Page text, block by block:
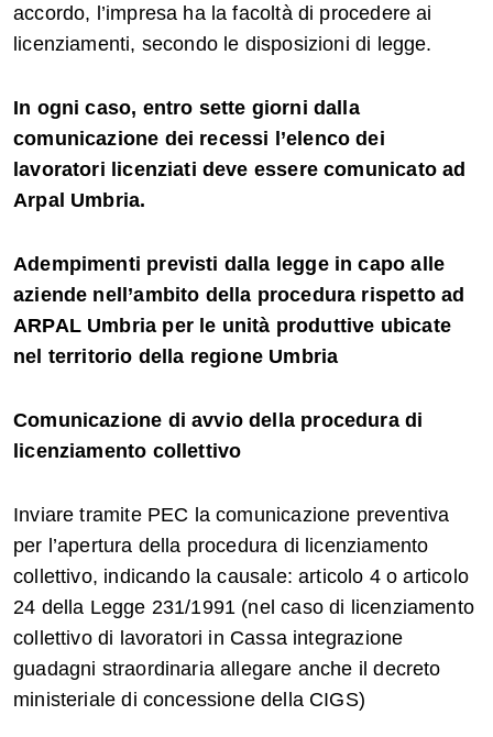
accordo, l’impresa ha la facoltà di procedere ai
licenziamenti, secondo le disposizioni di legge.
In ogni caso, entro sette giorni dalla
comunicazione dei recessi l’elenco dei
lavoratori licenziati deve essere comunicato ad
Arpal Umbria.
Adempimenti previsti dalla legge in capo alle
aziende nell’ambito della procedura rispetto ad
ARPAL Umbria per le unità produttive ubicate
nel territorio della regione Umbria
Comunicazione di avvio della procedura di
licenziamento collettivo
Inviare tramite PEC la comunicazione preventiva
per l’apertura della procedura di licenziamento
collettivo, indicando la causale: articolo 4 o articolo
24 della Legge 231/1991 (nel caso di licenziamento
collettivo di lavoratori in Cassa integrazione
guadagni straordinaria allegare anche il decreto
ministeriale di concessione della CIGS)